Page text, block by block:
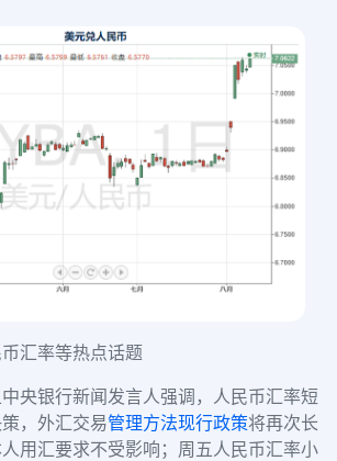
汇率等热点话题
央银行新闻发言人强调，人民币汇率短
，外汇交易管理方法现行政策将再次长
用汇要求不受影响；周五人民币汇率小